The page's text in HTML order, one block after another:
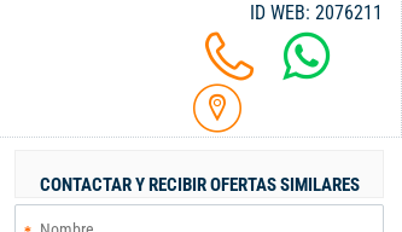
ID WEB: 2076211
CONTACTAR Y RECIBIR OFERTAS SIMILARES